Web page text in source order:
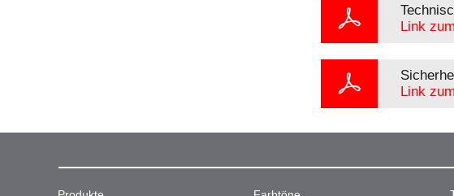
Link
Link